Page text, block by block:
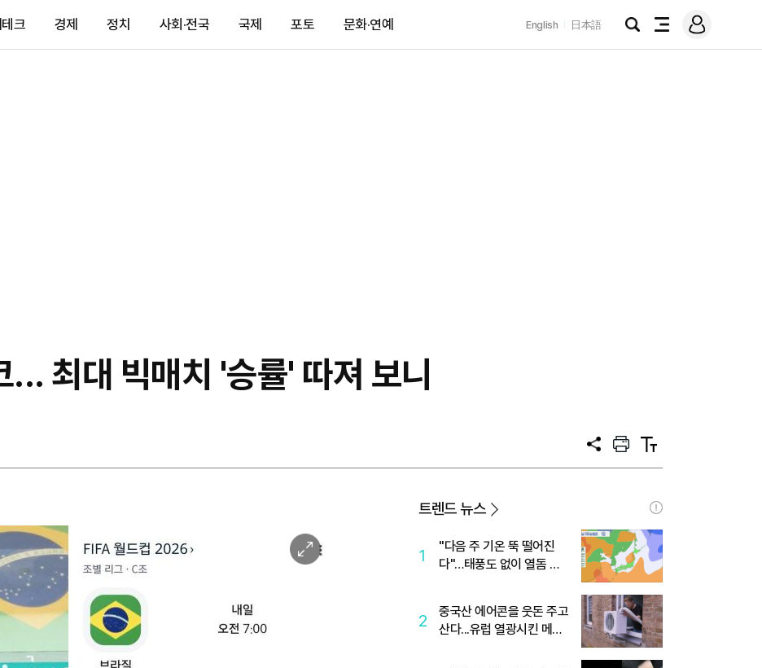
크 경제 정치 사회·전국 국제 포토 문화·연예 English 日本語
검
전
메
그
최대 빅매치 '승률' 따져 보니
공
프
트
텍
트
이
미
트렌드 뉴스
1
"다음 주 기온 뚝 떨어진
다"…태풍도 없이 열돔 박
2
중국산 에어콘을 웃돈 주고
산다...유럽 열광시킨 메이